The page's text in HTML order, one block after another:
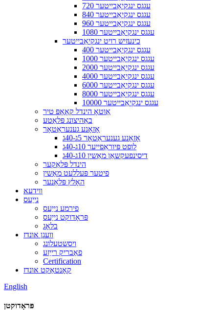
720 עגגס ינגקיאַבייטער
840 עגגס ינגקיאַבייטער
960 עגגס ינגקיאַבייטער
1080 עגגס ינגקיאַבייטער
כינעזיש רויט ינגקיאַבייטער
400 עגגס ינגקיאַבייטער
1000 עגגס ינגקיאַבייטער
2000 עגגס ינגקיאַבייטער
4000 עגגס ינגקיאַבייטער
6000 עגגס ינגקיאַבייטער
8000 עגגס ינגקיאַבייטער
10000 עגגס ינגקיאַבייטער
אַוטאָ הינדל קאָאָפּ טיר
באַהיצונג פּלאַטע
אָזאָנע גענעראַטאָר
אָזאָנע גענעראַטאָר 5ג-40ג
לופט פּיוראַפייער 10ג-40ג
דיסינפעקשאַן מאַשין 10ג-40ג
הינדל פּלאַקער
פיטער פּעללעט מאַשין
האָלץ פּלאַנער
ווידעא
נייַעס
פירמע נייַעס
פּראָדוקט נייַעס
בלאָג
וועגן אונדז
ויסשטעלונג
פאַבריק רייַזע
Certification
קאָנטאַקט אונדז
English
פּראָדוקטן